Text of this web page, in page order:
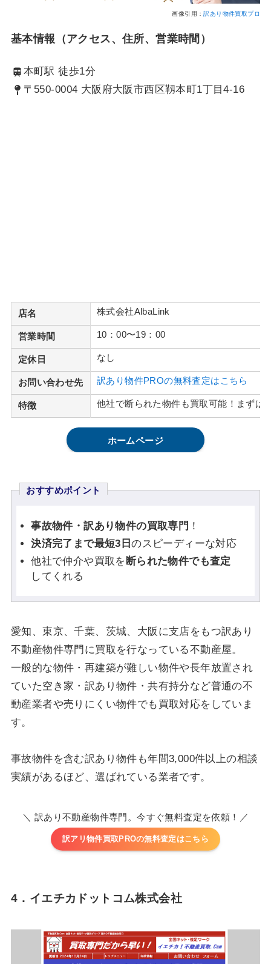
画像引用：訳あり物件買取プロ
基本情報（アクセス、住所、営業時間）
本町駅 徒歩1分
〒550-0004 大阪府大阪市西区靱本町1丁目4-16
店名 株式会社AlbaLink
営業時間 10：00〜19：00
定休日 なし
お問い合わせ先 訳あり物件PROの無料査定はこちら
特徴 他社で断られた物件も買取可能！まずは
ホームページ
おすすめポイント
事故物件・訳あり物件の買取専門 ！
決済完了まで最短3日のスピーディーな対応
他社で仲介や買取を 断られた物件でも査定
してくれる
愛知、東京、千葉、茨城、大阪に支店をもつ訳あり
不動産物件専門に買取を行なっている不動産屋。
一般的な物件・再建築が難しい物件や長年放置され
ていた空き家・訳あり物件・共有持分など普通の不
動産業者や売りにくい物件でも買取対応をしていま
す。
事故物件を含む訳あり物件も年間3,000件以上の相談
実績があるほど、選ばれている業者です。
＼ 訳あり不動産物件専門。今すぐ無料査定を依頼！／
訳アリ物件買取PROの無料査定はこちら
4．イエチカドットコム株式会社